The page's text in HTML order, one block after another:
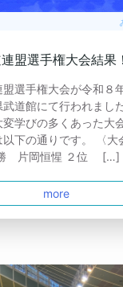
盟選手権大会結果！
選手権大会が令和８
武道館にて行われまし
学びの多くあった大
下の通りです。 〈大
片岡恒惺 ２位 […]
more